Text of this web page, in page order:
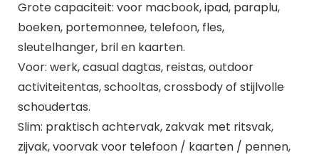
Grote capaciteit: voor macbook, ipad, paraplu,
boeken, portemonnee, telefoon, fles,
sleutelhanger, bril en kaarten.
Voor: werk, casual dagtas, reistas, outdoor
activiteitentas, schooltas, crossbody of stijlvolle
schoudertas.
Slim: praktisch achtervak, zakvak met ritsvak,
zijvak, voorvak voor telefoon / kaarten / pennen,